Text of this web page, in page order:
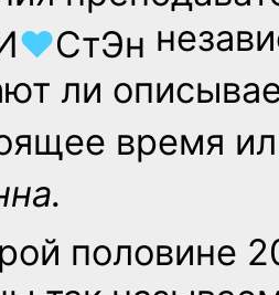
♥СтЭн
ли
время
половине